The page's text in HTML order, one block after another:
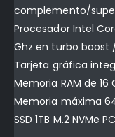
complemento/
Procesador Intel
Ghz en turbo boost
Tarjeta gráfica
Memoria RAM de 16
Memoria máxima
SSD 1TB M.2 NVMe